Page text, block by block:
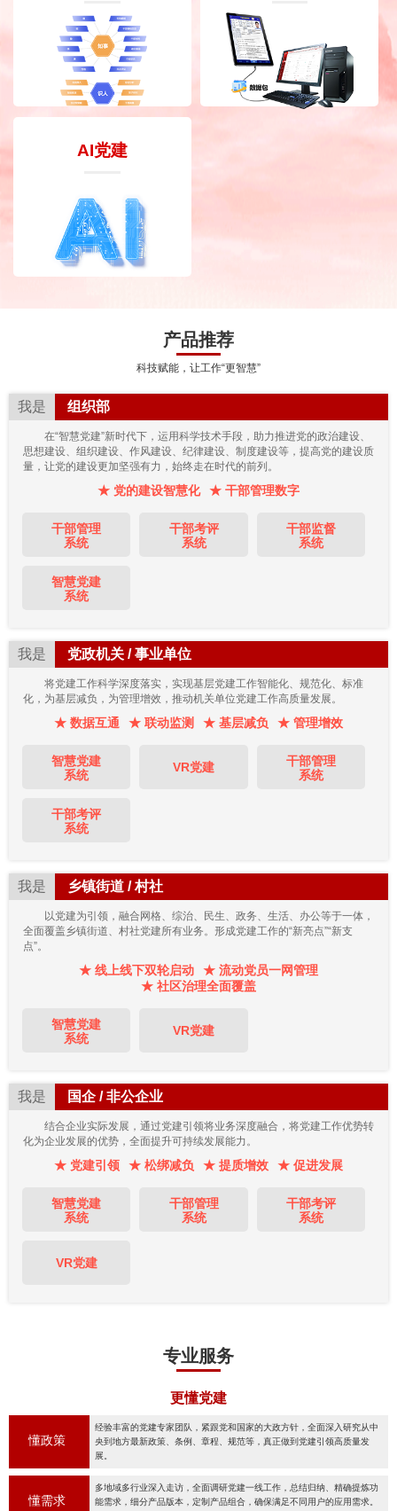
AI党建
产品推荐
科技赋能，让工作“更智慧”
我是 组织部
在“智慧党建”新时代下，运用科学技术手段，助力推进党的政治建设、
思想建设、组织建设、作风建设、纪律建设、制度建设等，提高党的建设质
量，让党的建设更加坚强有力，始终走在时代的前列。
★ 党的建设智慧化 ★ 干部管理数字
干部管理
系统
干部考评
系统
干部监督
系统
智慧党建
系统
我是 党政机关 / 事业单位
将党建工作科学深度落实，实现基层党建工作智能化、规范化、标准
化，为基层减负，为管理增效，推动机关单位党建工作高质量发展。
★ 数据互通 ★ 联动监测 ★ 基层减负 ★ 管理增效
智慧党建
系统
VR党建
干部管理
系统
干部考评
系统
我是 乡镇街道 / 村社
以党建为引领，融合网格、综治、民生、政务、生活、办公等于一体，
全面覆盖乡镇街道、村社党建所有业务。形成党建工作的“新亮点”“新支
点”。
★ 线上线下双轮启动
★ 流动党员一网管理
★ 社区治理全面覆盖
智慧党建
系统
VR党建
我是 国企 / 非公企业
结合企业实际发展，通过党建引领将业务深度融合，将党建工作优势转
化为企业发展的优势，全面提升可持续发展能力。
★ 党建引领 ★ 松绑减负 ★ 提质增效 ★ 促进发展
智慧党建
系统
干部管理
系统
干部考评
系统
VR党建
专业服务
更懂党建
懂政策
经验丰富的党建专家团队，紧跟党和国家的大政方针，全面深入研究从中
央到地方最新政策、条例、章程、规范等，真正做到党建引领高质量发
展。
懂需求
多地域多行业深入走访，全面调研党建一线工作，总结归纳、精确提炼功
能需求，细分产品版本，定制产品组合，确保满足不同用户的应用需求。